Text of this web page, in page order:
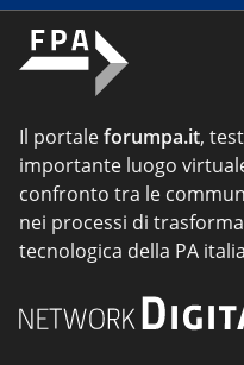
Il portaleforumpa.it,
importante luogo
confronto tra le
nei processi di
tecnologica della PA